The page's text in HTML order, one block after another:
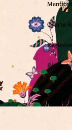
Charte